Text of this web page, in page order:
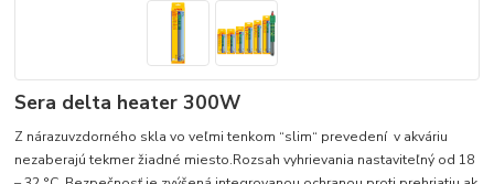
Sera delta heater 300W
Z nárazuvzdorného skla vo veľmi tenkom “slim“ prevedení v akváriu
nezaberajú tekmer žiadné miesto.Rozsah vyhrievania nastaviteľný od 18